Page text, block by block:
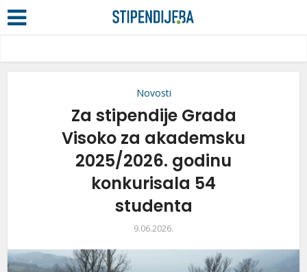
Novosti
Za stipendije Grada
Visoko za akademsku
2025/2026. godinu
konkurisala 54
studenta
9.06.2026.